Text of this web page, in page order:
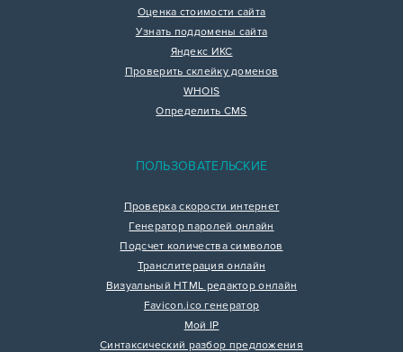
Оценка стоимости сайта
Узнать поддомены сайта
Яндекс ИКС
Проверить склейку доменов
WHOIS
Определить CMS
ПОЛЬЗОВАТЕЛЬСКИЕ
Проверка скорости интернет
Генератор паролей онлайн
Подсчет количества символов
Транслитерация онлайн
Визуальный HTML редактор онлайн
Favicon.ico генератор
Мой IP
Синтаксический разбор предложения